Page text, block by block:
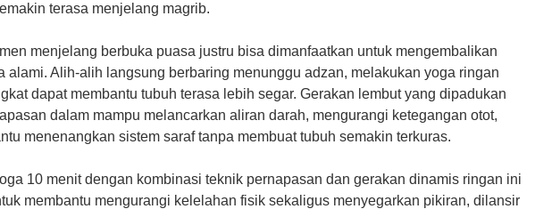
terasa menjelang magrib.
menjelang berbuka puasa justru bisa dimanfaatkan untuk mengembalikan
alami. Alih-alih langsung berbaring menunggu adzan, melakukan yoga ringan
dapat membantu tubuh terasa lebih segar. Gerakan lembut yang dipadukan
dalam mampu melancarkan aliran darah, mengurangi ketegangan otot,
menenangkan sistem saraf tanpa membuat tubuh semakin terkuras.
10 menit dengan kombinasi teknik pernapasan dan gerakan dinamis ringan ini
membantu mengurangi kelelahan fisik sekaligus menyegarkan pikiran, dilansir